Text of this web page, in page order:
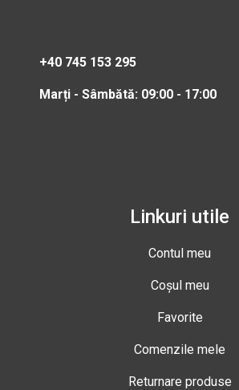
+40 745 153 295
Marți - Sâmbătă: 09:00 - 17:00
Linkuri utile
Contul meu
Coșul meu
Favorite
Comenzile mele
Returnare produse